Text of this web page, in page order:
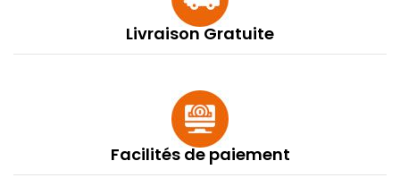
Livraison Gratuite
Facilités de paiement